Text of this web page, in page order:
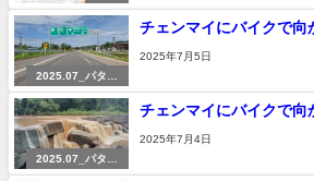
2025.07_パタヤ
→チェンマイ
チェンマイにバイクで
2025年7月5日
2025.07_パタヤ
→チェンマイ
チェンマイにバイクで
2025年7月4日